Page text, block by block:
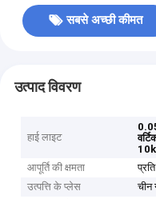
सबसे अच्छी कीमत
उत्पाद विवरण
हाई लाइट
10k
आपूर्ति की क्षमता
उत्पत्ति के प्लेस
चीन